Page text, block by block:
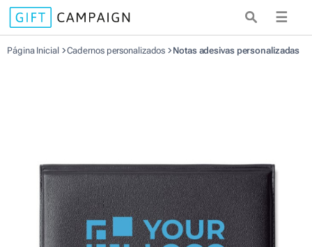
☰
Página Inicial Cadernos personalizados Notas adesivas personalizadas